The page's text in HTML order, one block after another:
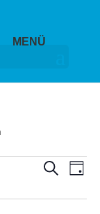
und
Suche
Tag